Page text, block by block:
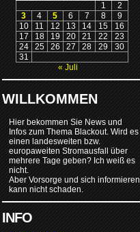
1
2
3
4 5 6 7 8
9
10
11 12 13 14 15
16
17
18 19 20 21 22
23
24
25 26 27 28 29
30
31
« Juli
WILLKOMMEN
Hier bekommen Sie News und
Infos zum Thema Blackout. Wird es
einen landesweiten bzw.
europaweiten Stromausfall über
mehrere Tage geben? Ich weiß es
nicht.
Aber Vorsorge und sich informieren
kann nicht schaden.
INFO